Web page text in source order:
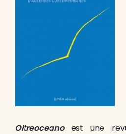
Oltreoceanoest une